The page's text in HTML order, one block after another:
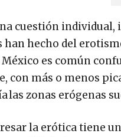
cuestión individual,
han hecho del
es común
con más o menos
las zonas erógenas
la erótica tiene